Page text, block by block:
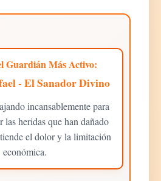
Guardián Más Activo:
- El Sanador Divino
incansablemente para
las heridas que han dañado
el dolor y la limitación
económica.